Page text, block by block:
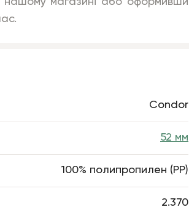
Condor
52 мм
100% полипропилен (РР)
2.370